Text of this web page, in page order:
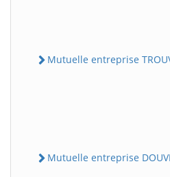
Mutuelle entreprise
Mutuelle entreprise